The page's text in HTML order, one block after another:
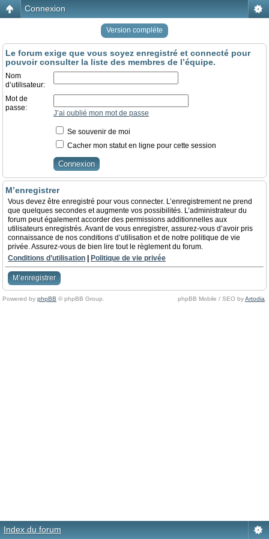
Connexion
Version compléte
Le forum exige que vous soyez enregistré et connecté pour
pouvoir consulter la liste des membres de l’équipe.
Nom
d’utilisateur:
Mot de
passe:
J’ai oublié mon mot de passe
Se souvenir de moi
Cacher mon statut en ligne pour cette session
M’enregistrer
Vous devez être enregistré pour vous connecter. L’enregistrement ne prend
que quelques secondes et augmente vos possibilités. L’administrateur du
forum peut également accorder des permissions additionnelles aux
utilisateurs enregistrés. Avant de vous enregistrer, assurez-vous d’avoir pris
connaissance de nos conditions d’utilisation et de notre politique de vie
privée. Assurez-vous de bien lire tout le règlement du forum.
Conditions d’utilisation
Politique de vie privée
M’enregistrer
Powered by phpBB © phpBB Group. phpBB Mobile / SEO byArtodia
Index du forum